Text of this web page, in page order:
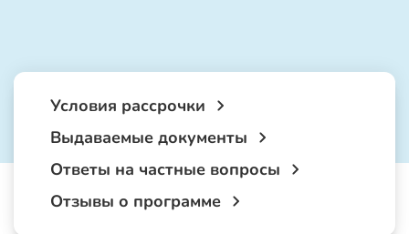
Условия рассрочки
Выдаваемые документы
Ответы на частные вопросы
Отзывы о программе